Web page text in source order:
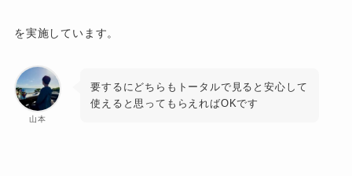
を実施しています。
山本
要するにどちらもトータルで見ると安心して
使えると思ってもらえればOKです